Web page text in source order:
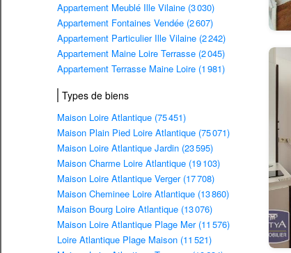
Appartement Meublé Ille Vilaine (3 030)
Appartement Fontaines Vendée (2 607)
Appartement Particulier Ille Vilaine (2 242)
Appartement Maine Loire Terrasse (2 045)
Appartement Terrasse Maine Loire (1 981)
Types de biens
Maison Loire Atlantique (75 451)
Maison Plain Pied Loire Atlantique (75 071)
Maison Loire Atlantique Jardin (23 595)
Maison Charme Loire Atlantique (19 103)
Maison Loire Atlantique Verger (17 708)
Maison Cheminee Loire Atlantique (13 860)
Maison Bourg Loire Atlantique (13 076)
Maison Loire Atlantique Plage Mer (11 576)
Loire Atlantique Plage Maison (11 521)